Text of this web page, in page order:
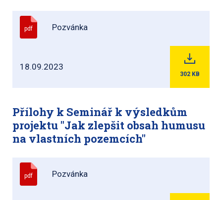
pdf Pozvánka
18.09.2023
302 KB
Přílohy k Seminář k výsledkům
projektu "Jak zlepšit obsah humusu
na vlastních pozemcích"
pdf Pozvánka